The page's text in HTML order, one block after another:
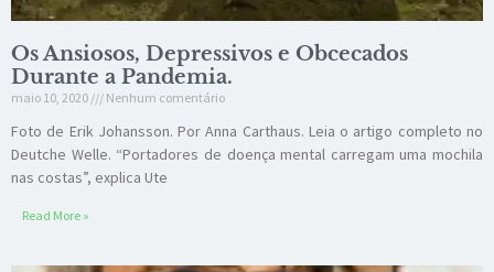
Os Ansiosos, Depressivos e Obcecados
Durante a Pandemia.
maio 10, 2020 Nenhum comentário
Foto de Erik Johansson. Por Anna Carthaus. Leia o artigo completo no
Deutche Welle. “Portadores de doença mental carregam uma mochila
nas costas”, explica Ute
Read More »